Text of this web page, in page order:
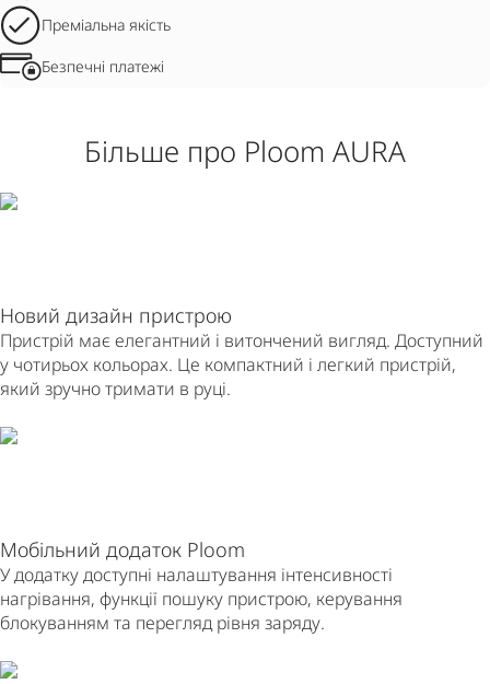
Преміальна якість
Безпечні платежі
Більше про Ploom AURA
Новий дизайн пристрою
Пристрій має елегантний і витончений вигляд. Доступний
у чотирьох кольорах. Це компактний і легкий пристрій,
який зручно тримати в руці.
Мобільний додаток Ploom
У додатку доступні налаштування інтенсивності
нагрівання, функції пошуку пристрою, керування
блокуванням та перегляд рівня заряду.